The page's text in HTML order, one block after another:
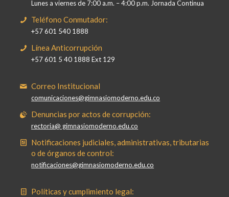
Lunes a viernes de 7:00 a.m. – 4:00 p.m. Jornada Continua
Teléfono Conmutador:
+57 601 540 1888
Línea Anticorrupción
+57 601 5 40 1888 Ext 129
Correo Institucional
comunicaciones@gimnasiomoderno.edu.co
Denuncias por actos de corrupción:
rectoria@ gimnasiomoderno.edu.co
Notificaciones judiciales, administrativas, tributarias
o de órganos de control:
notificaciones@gimnasiomoderno.edu.co
Políticas y cumplimiento legal: